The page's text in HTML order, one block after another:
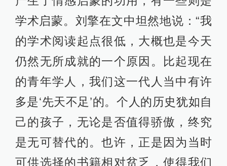
学术启蒙。刘擎在文中坦然地说：“我
的学术阅读起点很低，大概也是今天
仍然无所成就的一个原因。比起现在
的青年学人，我们这一代人当中有许
多是‘先天不足’的。个人的历史犹如自
己的孩子，无论是否值得骄傲，终究
是无可替代的。也许，正是因为当时
可供选择的书籍相对贫乏，使得我们